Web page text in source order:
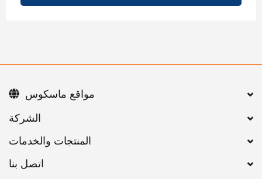
اتصل بنا
مواقع ماسكوس